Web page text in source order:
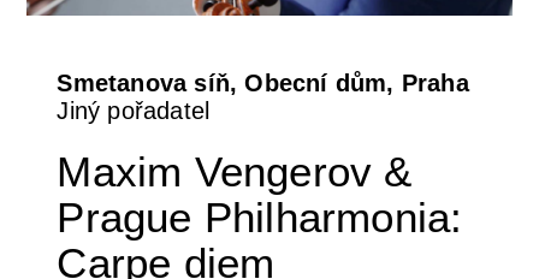
Smetanova síň, Obecní dům, Praha
Jiný pořadatel
Maxim Vengerov &
Prague Philharmonia:
Carpe diem